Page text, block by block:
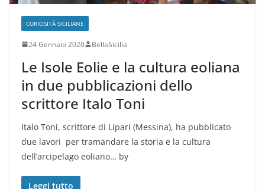
CURIOSITÀ SICILIANE
24 Gennaio 2020 BellaSicilia
Le Isole Eolie e la cultura eoliana
in due pubblicazioni dello
scrittore Italo Toni
Italo Toni, scrittore di Lipari (Messina), ha pubblicato
due lavori per tramandare la storia e la cultura
dell’arcipelago eoliano… by
Leggi tutto